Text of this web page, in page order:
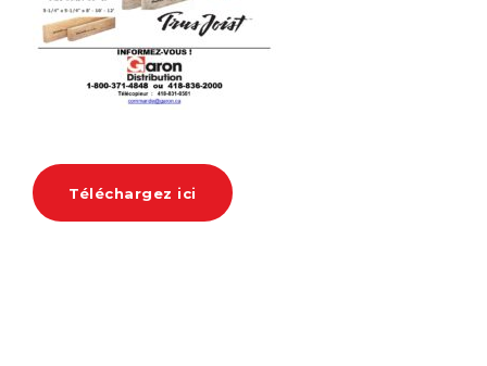
Téléchargez ici